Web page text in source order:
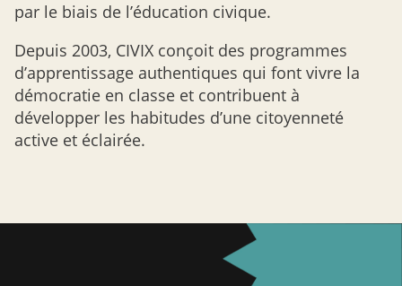
par le biais de l’éducation civique.
Depuis 2003, CIVIX conçoit des programmes
d’apprentissage authentiques qui font vivre la
démocratie en classe et contribuent à
développer les habitudes d’une citoyenneté
active et éclairée.